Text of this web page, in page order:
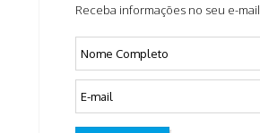
Receba informações no seu e-mail